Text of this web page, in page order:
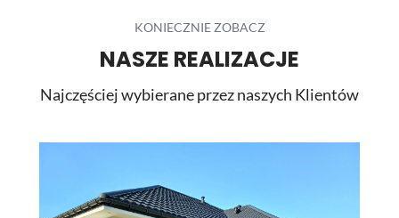
KONIECZNIE ZOBACZ
NASZE REALIZACJE
Najczęściej wybierane przez naszych Klientów